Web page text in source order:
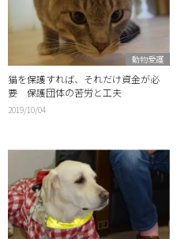
動物愛護
猫を保護すれば、それだけ資金が必
要 保護団体の苦労と工夫
2019/10/04